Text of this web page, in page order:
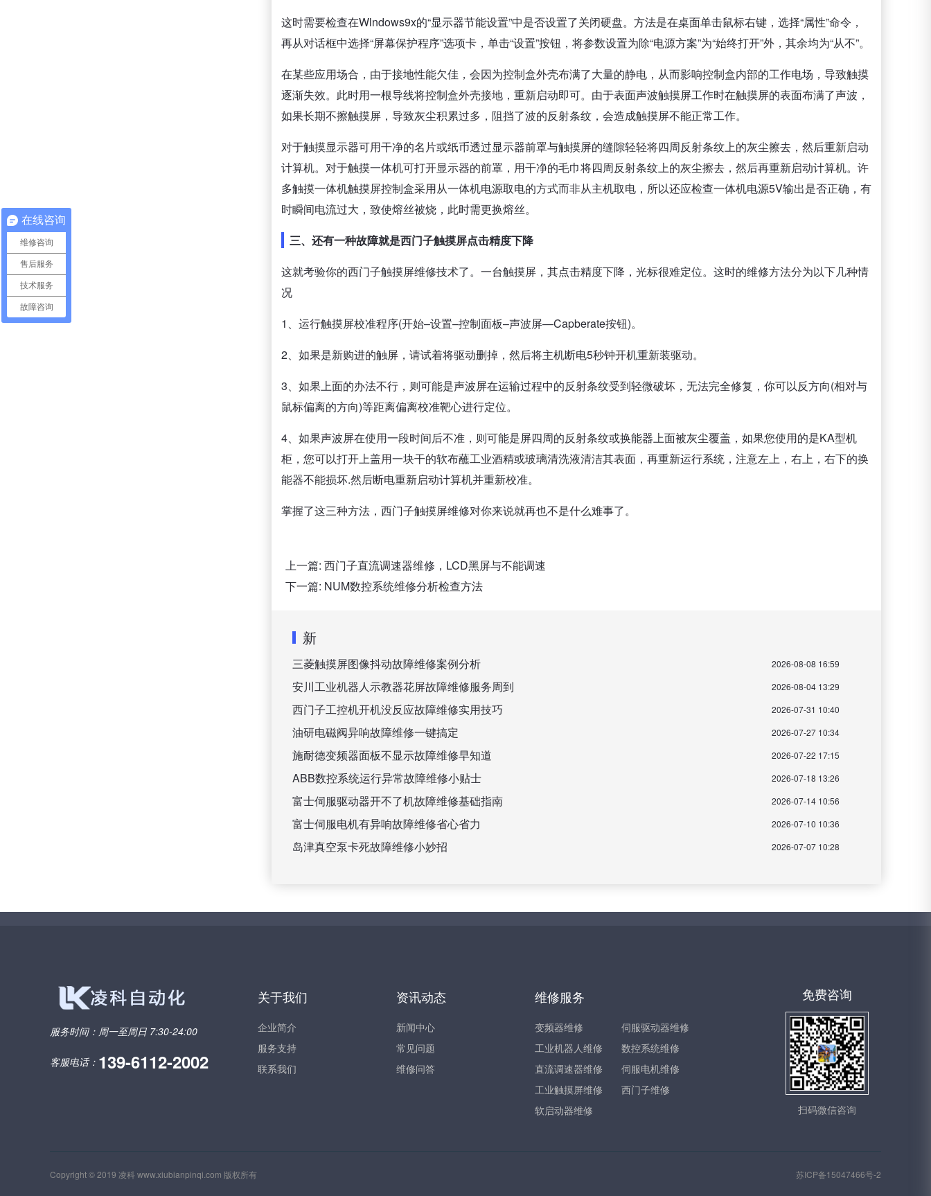
这时需要检查在Wlndows9x的“显示器节能设置”中是否设置了关闭硬盘。方法是在桌面单击鼠标右键，选择“属性”命令，
再从对话框中选择“屏幕保护程序”选项卡，单击“设置”按钮，将参数设置为除“电源方案”为“始终打开”外，其余均为“从不”。
在某些应用场合，由于接地性能欠佳，会因为控制盒外壳布满了大量的静电，从而影响控制盒内部的工作电场，导致触摸
逐渐失效。此时用一根导线将控制盒外壳接地，重新启动即可。由于表面声波触摸屏工作时在触摸屏的表面布满了声波，
如果长期不擦触摸屏，导致灰尘积累过多，阻挡了波的反射条纹，会造成触摸屏不能正常工作。
对于触摸显示器可用干净的名片或纸币透过显示器前罩与触摸屏的缝隙轻轻将四周反射条纹上的灰尘擦去，然后重新启动
计算机。对于触摸一体机可打开显示器的前罩，用干净的毛巾将四周反射条纹上的灰尘擦去，然后再重新启动计算机。许
多触摸一体机触摸屏控制盒采用从一体机电源取电的方式而非从主机取电，所以还应检查一体机电源5V输出是否正确，有
时瞬间电流过大，致使熔丝被烧，此时需更换熔丝。
三、还有一种故障就是西门子触摸屏点击精度下降
这就考验你的西门子触摸屏维修技术了。一台触摸屏，其点击精度下降，光标很难定位。这时的维修方法分为以下几种情
况
1、运行触摸屏校准程序(开始–设置–控制面板–声波屏—Capberate按钮)。
2、如果是新购进的触屏，请试着将驱动删掉，然后将主机断电5秒钟开机重新装驱动。
3、如果上面的办法不行，则可能是声波屏在运输过程中的反射条纹受到轻微破坏，无法完全修复，你可以反方向(相对与
鼠标偏离的方向)等距离偏离校准靶心进行定位。
4、如果声波屏在使用一段时间后不准，则可能是屏四周的反射条纹或换能器上面被灰尘覆盖，如果您使用的是KA型机
柜，您可以打开上盖用一块干的软布蘸工业酒精或玻璃清洗液清洁其表面，再重新运行系统，注意左上，右上，右下的换
能器不能损坏.然后断电重新启动计算机并重新校准。
掌握了这三种方法，西门子触摸屏维修对你来说就再也不是什么难事了。
上一篇: 西门子直流调速器维修，LCD黑屏与不能调速
下一篇: NUM数控系统维修分析检查方法
新
三菱触摸屏图像抖动故障维修案例分析 2026-08-08 16:59
安川工业机器人示教器花屏故障维修服务周到 2026-08-04 13:29
西门子工控机开机没反应故障维修实用技巧 2026-07-31 10:40
油研电磁阀异响故障维修一键搞定 2026-07-27 10:34
施耐德变频器面板不显示故障维修早知道 2026-07-22 17:15
ABB数控系统运行异常故障维修小贴士 2026-07-18 13:26
富士伺服驱动器开不了机故障维修基础指南 2026-07-14 10:56
富士伺服电机有异响故障维修省心省力 2026-07-10 10:36
岛津真空泵卡死故障维修小妙招 2026-07-07 10:28
服务时间： 周一至周日 7:30-24:00
客服电话： 139-6112-2002
关于我们
企业简介
服务支持
联系我们
资讯动态
新闻中心
常见问题
维修问答
维修服务
变频器维修
伺服驱动器维修
工业机器人维修
数控系统维修
直流调速器维修
伺服电机维修
工业触摸屏维修
西门子维修
软启动器维修
免费咨询
扫码微信咨询
Copyright © 2019 凌科www.xiubianpinqi.com 版权所有 苏ICP备15047466号-2
在线咨询
维修咨询
售后服务
技术服务
故障咨询